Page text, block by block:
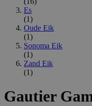
Es
(1)
Oude Eik
(1)
Sonoma Eik
(1)
Zand Eik
(1)
Gautier